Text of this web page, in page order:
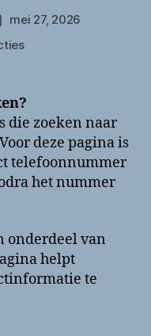
mei 27, 2026
op
Bilt
bellen?
Telefoonnummer
en
contactinformatie
die zoeken naar
deze pagina is
telefoonnummer
het nummer
onderdeel van
helpt
te